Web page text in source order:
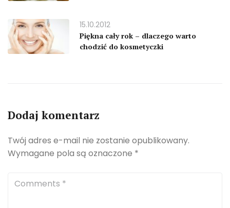
15.10.2012
Piękna cały rok – dlaczego warto
chodzić do kosmetyczki
Dodaj komentarz
Twój adres e-mail nie zostanie opublikowany.
Wymagane pola są oznaczone *